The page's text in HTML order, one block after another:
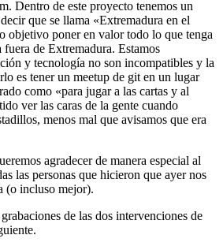
Dentro de este proyecto tenemos un
que se llama «Extremadura en el
objetivo poner en valor todo lo que tenga
de Extremadura. Estamos
y tecnología no son incompatibles y la
es tener un meetup de git en un lugar
como «para jugar a las cartas y al
ver las caras de la gente cuando
menos mal que avisamos que era
agradecer de manera especial al
las personas que hicieron que ayer nos
(o incluso mejor).
de las dos intervenciones de